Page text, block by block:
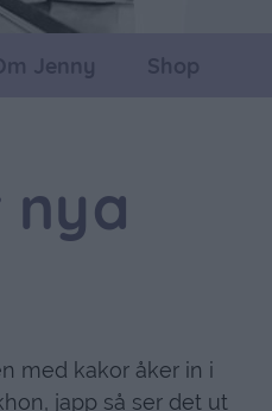
Jenny Shop
nya
med kakor åker in i
japp så ser det ut